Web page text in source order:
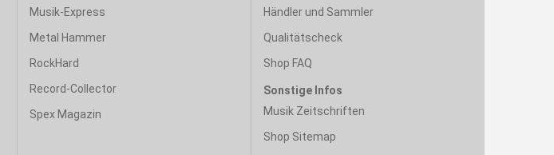
Musik-Express
Metal Hammer
RockHard
Record-Collector
Spex Magazin
Händler und Sammler
Qualitätscheck
Shop FAQ
Sonstige Infos
Musik Zeitschriften
Shop Sitemap